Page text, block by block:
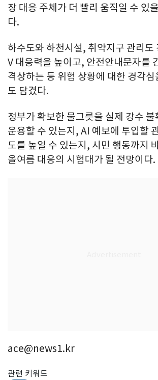
장 대응 주체가 더 빨리 움직일 수 있
다.
하수도와 하천시설, 취약지구 관리도
V 대응력을 높이고, 안전안내문자를
격상하는 등 위험 상황에 대한 경각심
도 담겼다.
정부가 확보한 물그릇을 실제 강수 불
운용할 수 있는지, AI 예보에 투입할
도를 높일 수 있는지, 시민 행동까지
올여름 대응의 시험대가 될 전망이다.
ace@news1.kr
관련 키워드